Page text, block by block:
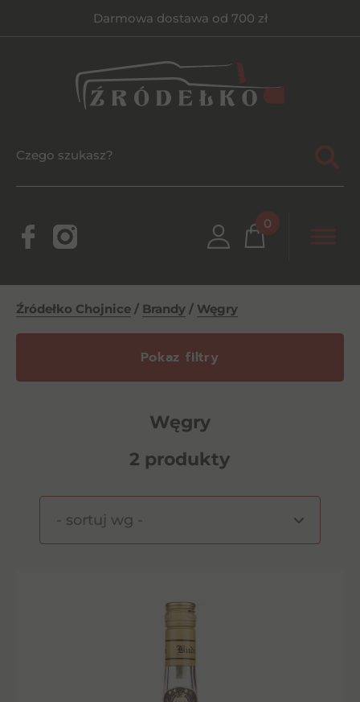
Darmowa dostawa od 700 zł
0
Źródełko Chojnice / Brandy / Węgry
Pokaz filtry
Węgry
2 produkty